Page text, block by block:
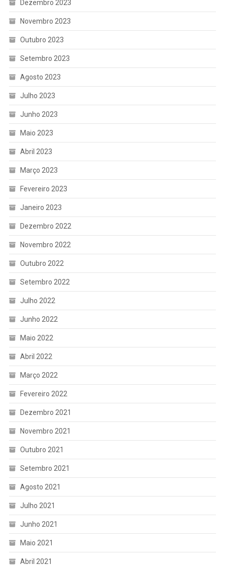
Dezembro 2023
Novembro 2023
Outubro 2023
Setembro 2023
Agosto 2023
Julho 2023
Junho 2023
Maio 2023
Abril 2023
Março 2023
Fevereiro 2023
Janeiro 2023
Dezembro 2022
Novembro 2022
Outubro 2022
Setembro 2022
Julho 2022
Junho 2022
Maio 2022
Abril 2022
Março 2022
Fevereiro 2022
Dezembro 2021
Novembro 2021
Outubro 2021
Setembro 2021
Agosto 2021
Julho 2021
Junho 2021
Maio 2021
Abril 2021